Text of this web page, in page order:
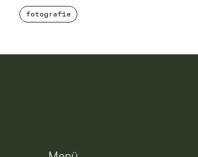
fotografie
fotografie